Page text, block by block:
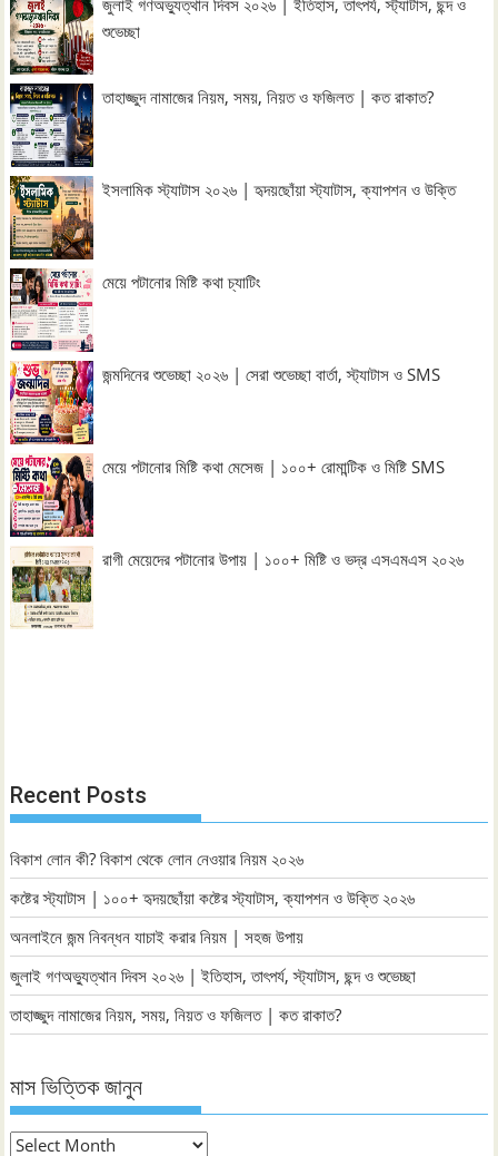
জুলাই গণঅভ্যুত্থান দিবস ২০২৬ | ইতিহাস, তাৎপর্য, স্ট্যাটাস, ছন্দ ও
শুভেচ্ছা
তাহাজ্জুদ নামাজের নিয়ম, সময়, নিয়ত ও ফজিলত | কত রাকাত?
ইসলামিক স্ট্যাটাস ২০২৬ | হৃদয়ছোঁয়া স্ট্যাটাস, ক্যাপশন ও উক্তি
মেয়ে পটানোর মিষ্টি কথা চ্যাটিং
জন্মদিনের শুভেচ্ছা ২০২৬ | সেরা শুভেচ্ছা বার্তা, স্ট্যাটাস ও SMS
মেয়ে পটানোর মিষ্টি কথা মেসেজ | ১০০+ রোমান্টিক ও মিষ্টি SMS
রাগী মেয়েদের পটানোর উপায় | ১০০+ মিষ্টি ও ভদ্র এসএমএস ২০২৬
Recent Posts
বিকাশ লোন কী? বিকাশ থেকে লোন নেওয়ার নিয়ম ২০২৬
কষ্টের স্ট্যাটাস | ১০০+ হৃদয়ছোঁয়া কষ্টের স্ট্যাটাস, ক্যাপশন ও উক্তি ২০২৬
অনলাইনে জন্ম নিবন্ধন যাচাই করার নিয়ম | সহজ উপায়
জুলাই গণঅভ্যুত্থান দিবস ২০২৬ | ইতিহাস, তাৎপর্য, স্ট্যাটাস, ছন্দ ও শুভেচ্ছা
তাহাজ্জুদ নামাজের নিয়ম, সময়, নিয়ত ও ফজিলত | কত রাকাত?
মাস ভিত্তিক জানুন
মাস